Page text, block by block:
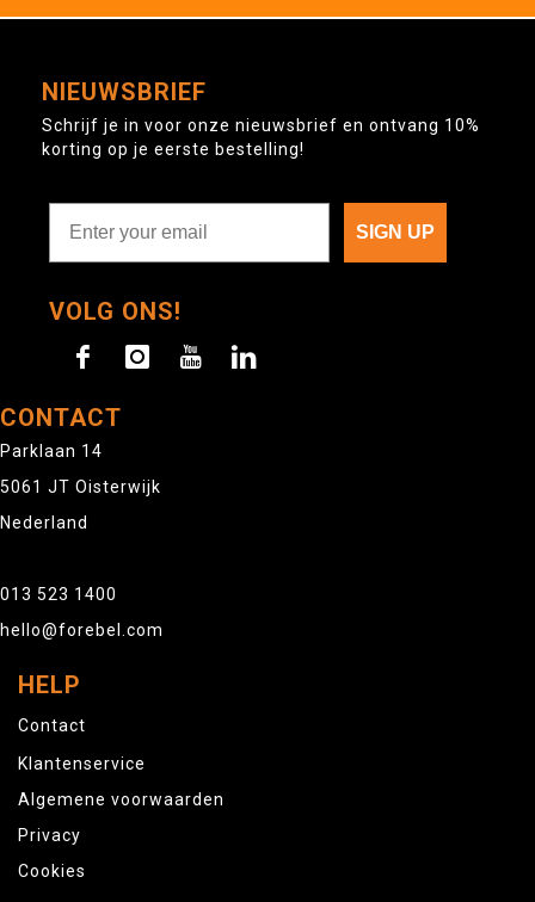
NIEUWSBRIEF
Schrijf je in voor onze nieuwsbrief en ontvang 10%
korting op je eerste bestelling!
SIGN UP
VOLG ONS!
CONTACT
Parklaan 14
5061 JT Oisterwijk
Nederland
013 523 1400
hello@forebel.com
HELP
Contact
Klantenservice
Algemene voorwaarden
Privacy
Cookies